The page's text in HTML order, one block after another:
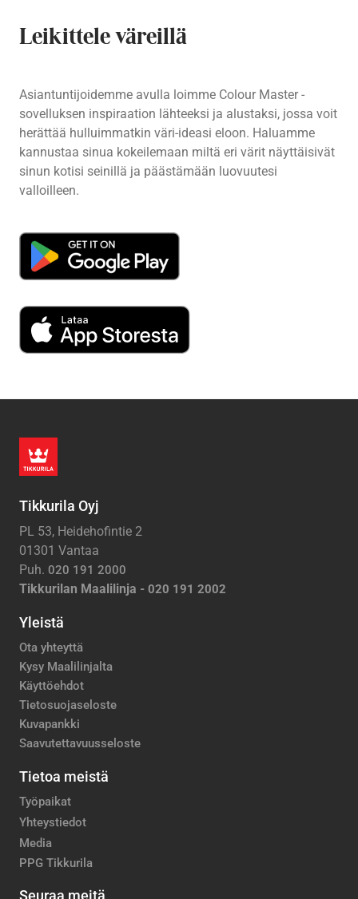
Leikittele väreillä
Asiantuntijoidemme avulla loimme Colour Master -
sovelluksen inspiraation lähteeksi ja alustaksi, jossa voit
herättää hulluimmatkin väri-ideasi eloon. Haluamme
kannustaa sinua kokeilemaan miltä eri värit näyttäisivät
sinun kotisi seinillä ja päästämään luovuutesi
valloilleen.
Tikkurila Oyj
PL 53, Heidehofintie 2
01301 Vantaa
Puh. 020 191 2000
Tikkurilan Maalilinja - 020 191 2002
Yleistä
Ota yhteyttä
Kysy Maalilinjalta
Käyttöehdot
Tietosuojaseloste
Kuvapankki
Saavutettavuusseloste
Tietoa meistä
Työpaikat
Yhteystiedot
Media
PPG Tikkurila